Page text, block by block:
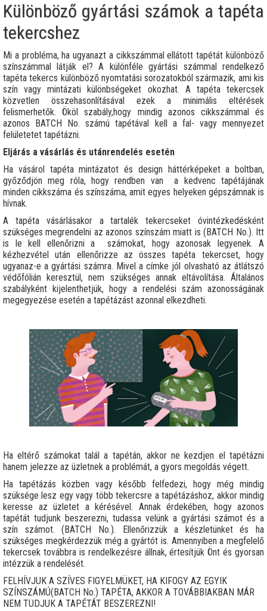
Különböző gyártási számok a tapéta
tekercshez
Mi a probléma, ha ugyanazt a cikkszámmal ellátott tapétát különböző
színszámmal látják el? A különféle gyártási számmal rendelkező
tapéta tekercs különböző nyomtatási sorozatokból származik, ami kis
szín vagy mintázati különbségeket okozhat. A tapéta tekercsek
közvetlen összehasonlításával ezek a minimális eltérések
felismerhetők. Ököl szabály,hogy mindig azonos cikkszámmal és
azonos BATCH No. számú tapétával kell a fal- vagy mennyezet
felületetet tapétázni.
Eljárás a vásárlás és utánrendelés esetén
Ha vásárol tapéta mintázatot és design háttérképeket a boltban,
győződjön meg róla, hogy rendben van a kedvenc tapétájának
minden cikkszáma és színszáma, amit egyes helyeken gépszámnak is
hívnak.
A tapéta vásárlásakor a tartalék tekercseket óvintézkedésként
szükséges megrendelni az azonos színszám miatt is (BATCH No.). Itt
is le kell ellenőrizni a számokat, hogy azonosak legyenek. A
kézhezvétel után ellenőrizze az összes tapéta tekercset, hogy
ugyanaz-e a gyártási számra. Mivel a címke jól olvasható az átlátszó
védőfólián keresztül, nem szükséges annak eltávolítása. Általános
szabályként kijelenthetjük, hogy a rendelési szám azonosságának
megegyezése esetén a tapétázást azonnal elkezdheti.
Ha eltérő számokat talál a tapétán, akkor ne kezdjen el tapétázni
hanem jelezze az üzletnek a problémát, a gyors megoldás végett.
Ha tapétázás közben vagy később felfedezi, hogy még mindig
szüksége lesz egy vagy több tekercsre a tapétázáshoz, akkor mindig
keresse az üzletet a kérésével. Annak érdekében, hogy azonos
tapétát tudjunk beszerezni, tudassa velünk a gyártási számot és a
szín számot. (BATCH No.). Ellenőrizzük a készletünket és ha
szükséges megkérdezzük még a gyártót is. Amennyiben a megfelelő
tekercsek továbbra is rendelkezésre állnak, értesítjük Önt és gyorsan
intézzük a rendelését.
FELHÍVJUK A SZÍVES FIGYELMÜKET, HA KIFOGY AZ EGYIK
SZÍNSZÁMÚ(BATCH No.) TAPÉTA, AKKOR A TOVÁBBIAKBAN MÁR
NEM TUDJUK A TAPÉTÁT BESZEREZNI!